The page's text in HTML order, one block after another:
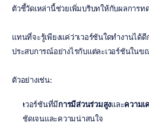
ตัวชี้วัดเหล่านี้ช่วยเพิ่มบริบทให้กับผลการท
แทนที่จะรู้เพียงแค่ว่าเวอร์ชันใดทำงานได้
ประสบการณ์อย่างไรกับแต่ละเวอร์ชันใน
ตัวอย่างเช่น:
เวอร์ชันที่มีการมีส่วนร่วมสูงและความเ
ชัดเจนและความน่าสนใจ